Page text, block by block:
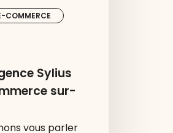
COMMERCE
Sylius
sur-
vous parler